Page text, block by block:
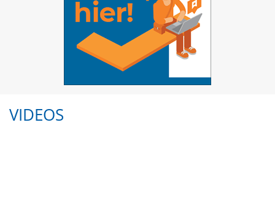
VIDEOS